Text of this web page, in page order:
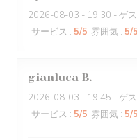
2026-08-03 - 19:30 - ゲ
サービス : 5/5 雰囲気 : 5/5
gianluca B
2026-08-03 - 19:45 - ゲ
サービス : 5/5 雰囲気 : 5/5